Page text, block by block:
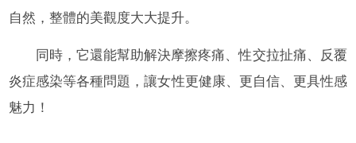
自然，整體的美觀度大大提升。
同時，它還能幫助解決摩擦疼痛、性交拉扯痛、反覆
炎症感染等各種問題，讓女性更健康、更自信、更具性感
魅力！